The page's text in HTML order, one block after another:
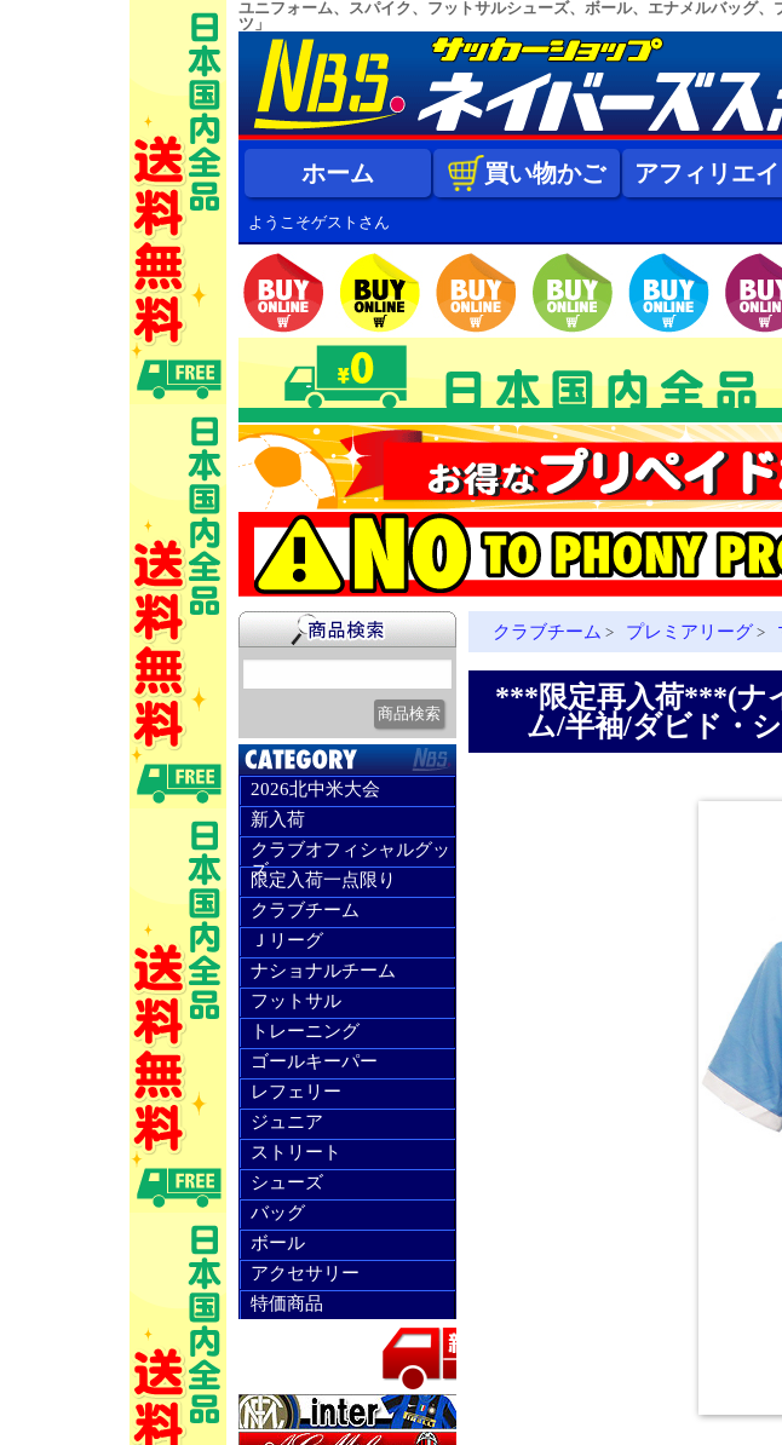
ユニフォーム、スパイク、フットサルシューズ、ボール、エナメルバッグ
ツ」
ホーム 買い物かご アフィリエイ
ようこそゲストさん
2026北中米大会
新入荷
クラブオフィシャルグッ
ズ
限定入荷一点限り
クラブチーム
Ｊリーグ
ナショナルチーム
フットサル
トレーニング
ゴールキーパー
レフェリー
ジュニア
ストリート
シューズ
バッグ
ボール
アクセサリー
特価商品
クラブチーム > プレミアリーグ >
***限定再入荷***(ナ
ム/半袖/ダビド・